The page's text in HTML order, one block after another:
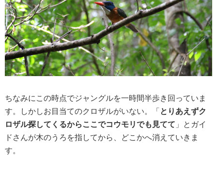
ちなみにこの時点でジャングルを一時間半歩き回っていま
す。しかしお目当てのクロザルがいない。「 とりあえずク
ロザル探してくるからここでコウモリでも見てて 」とガイ
ドさんが木のうろを指してから、どこかへ消えていきま
す。